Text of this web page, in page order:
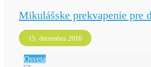
Mikulášske prekvapenie pre
15. decembra 2016
Osveta